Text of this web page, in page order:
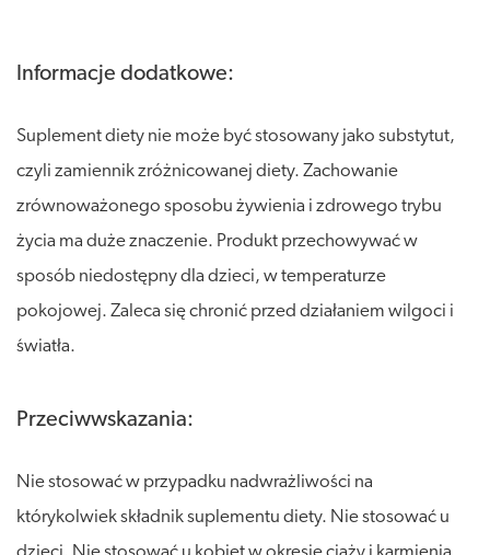
Informacje dodatkowe:
Suplement diety nie może być stosowany jako substytut,
czyli zamiennik zróżnicowanej diety. Zachowanie
zrównoważonego sposobu żywienia i zdrowego trybu
życia ma duże znaczenie. Produkt przechowywać w
sposób niedostępny dla dzieci, w temperaturze
pokojowej. Zaleca się chronić przed działaniem wilgoci i
światła.
Przeciwwskazania:
Nie stosować w przypadku nadwrażliwości na
którykolwiek składnik suplementu diety. Nie stosować u